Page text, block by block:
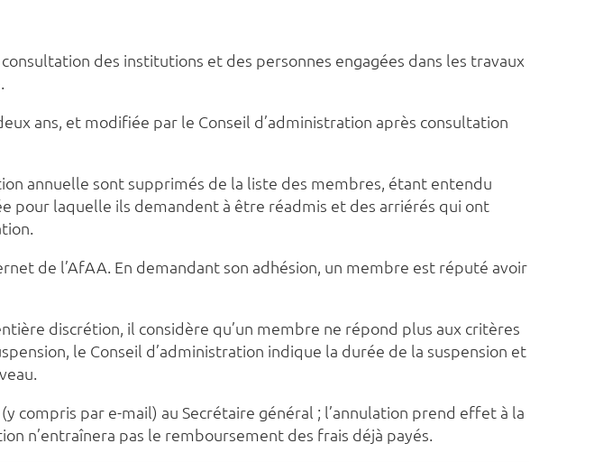
des institutions et des personnes engagées dans les travaux
ans, et modifiée par le Conseil d’administration après consultation
annuelle sont supprimés de la liste des membres, étant entendu
pour laquelle ils demandent à être réadmis et des arriérés qui ont
de l’AfAA. En demandant son adhésion, un membre est réputé avoir
discrétion, il considère qu’un membre ne répond plus aux critères
le Conseil d’administration indique la durée de la suspension et
compris par e-mail) au Secrétaire général ; l’annulation prend effet à la
n’entraînera pas le remboursement des frais déjà payés.